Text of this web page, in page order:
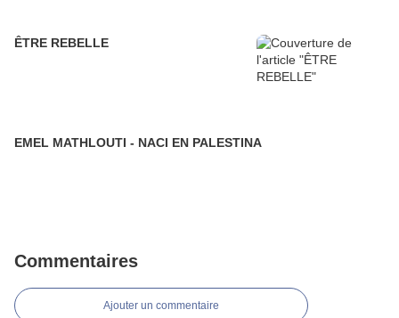
ÊTRE REBELLE
EMEL MATHLOUTI - NACI EN PALESTINA
Commentaires
Ajouter un commentaire